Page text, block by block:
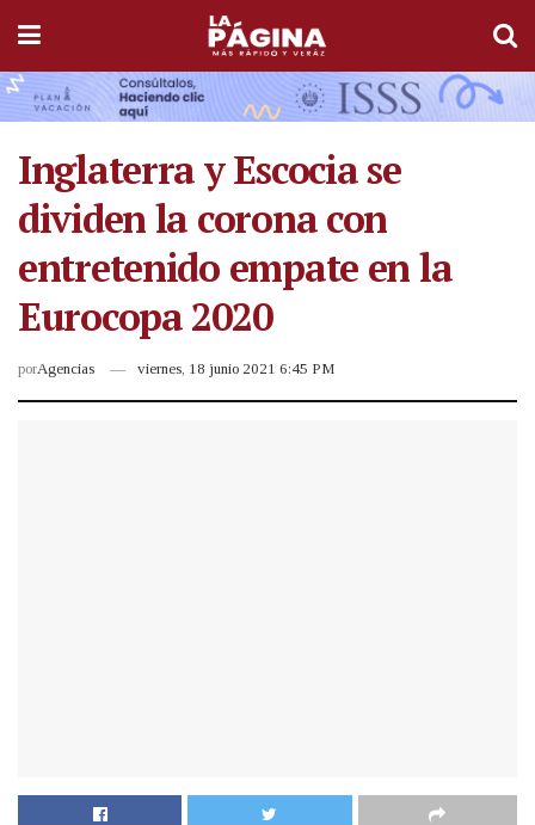
Inglaterra y Escocia se
dividen la corona con
entretenido empate en la
Eurocopa 2020
porAgencias viernes, 18 junio 2021 6:45 PM